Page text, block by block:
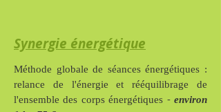
Synergie énergétique
Méthode globale de séances énergétiques :
relance de l'énergie et rééquilibrage de
l'ensemble des corps énergétiques -environ